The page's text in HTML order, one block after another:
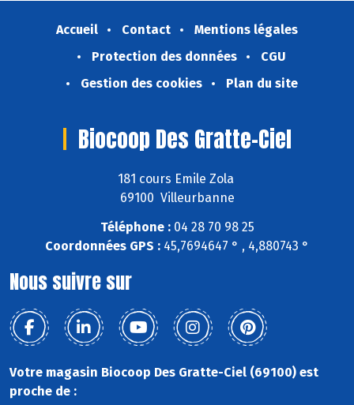
Accueil Contact
Mentions légales
Protection des données
CGU
Gestion des cookies
Plan du site
Biocoop Des Gratte-Ciel
181 cours Emile Zola
69100 Villeurbanne
Téléphone :04 28 70 98 25
Coordonnées GPS : 45,7694647 ° , 4,880743 °
Nous suivre sur
Votre magasin Biocoop Des Gratte-Ciel (69100) est
proche de :